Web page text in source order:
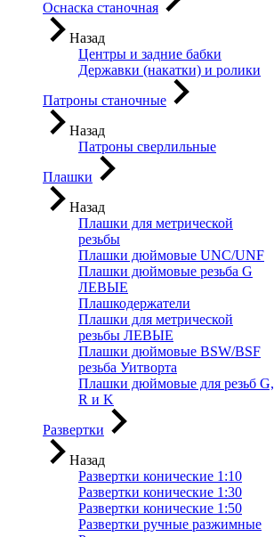
Оснаска станочная
Назад
Центры и задние бабки
Державки (накатки) и ролики
Патроны станочные
Назад
Патроны сверлильные
Плашки
Назад
Плашки для метрической
резьбы
Плашки дюймовые UNC/UNF
Плашки дюймовые резьба G
ЛЕВЫЕ
Плашкодержатели
Плашки для метрической
резьбы ЛЕВЫЕ
Плашки дюймовые BSW/BSF
резьба Уитворта
Плашки дюймовые для резьб G,
R и K
Развертки
Назад
Развертки конические 1:10
Развертки конические 1:30
Развертки конические 1:50
Развертки ручные разжимные